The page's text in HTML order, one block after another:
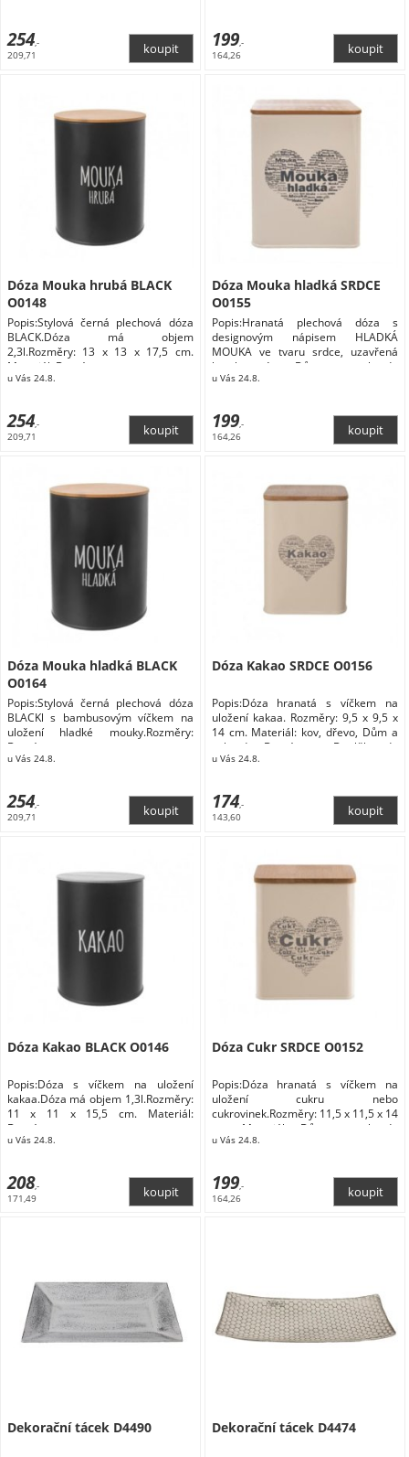
254,-
209,71
199,-
164,26
Dóza Mouka hrubá BLACK
O0148
Popis:Stylová černá plechová dóza
BLACK.Dóza má objem
2,3l.Rozměry: 13 x 13 x 17,5 cm.
Materiál: Domácnost
u Vás 24.8.
254,-
209,71
Dóza Mouka hladká SRDCE
O0155
Popis:Hranatá plechová dóza s
designovým nápisem HLADKÁ
MOUKA ve tvaru srdce, uzavřená
bambusovým Dům a zahrada
Domácnost Doplňky do kuchyně
u Vás 24.8.
199,-
164,26
Dóza Mouka hladká BLACK
O0164
Popis:Stylová černá plechová dóza
BLACKl s bambusovým víčkem na
uložení hladké mouky.Rozměry:
Domácnost
u Vás 24.8.
254,-
209,71
Dóza Kakao SRDCE O0156
Popis:Dóza hranatá s víčkem na
uložení kakaa. Rozměry: 9,5 x 9,5 x
14 cm. Materiál: kov, dřevo, Dům a
zahrada Domácnost Doplňky do
kuchyně Skladování a balení
u Vás 24.8.
174,-
143,60
Dóza Kakao BLACK O0146
Popis:Dóza s víčkem na uložení
kakaa.Dóza má objem 1,3l.Rozměry:
11 x 11 x 15,5 cm. Materiál:
Domácnost
u Vás 24.8.
208,-
171,49
Dóza Cukr SRDCE O0152
Popis:Dóza hranatá s víčkem na
uložení cukru nebo
cukrovinek.Rozměry: 11,5 x 11,5 x 14
cm. Materiál: Dům a zahrada
Domácnost Doplňky do kuchyně
u Vás 24.8.
199,-
164,26
Dekorační tácek D4490 Dekorační tácek D4474